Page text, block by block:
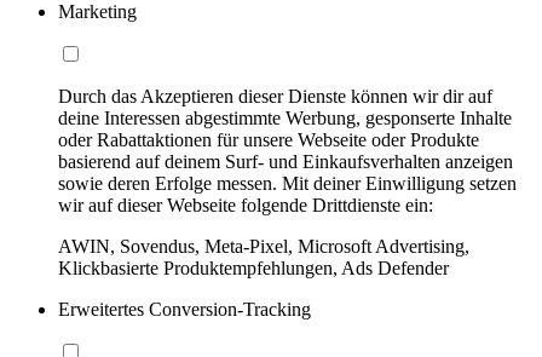
Marketing
Durch das Akzeptieren dieser Dienste können wir dir auf
deine Interessen abgestimmte Werbung, gesponserte Inhalte
oder Rabattaktionen für unsere Webseite oder Produkte
basierend auf deinem Surf- und Einkaufsverhalten anzeigen
sowie deren Erfolge messen. Mit deiner Einwilligung setzen
wir auf dieser Webseite folgende Drittdienste ein:
AWIN, Sovendus, Meta-Pixel, Microsoft Advertising,
Klickbasierte Produktempfehlungen, Ads Defender
Erweitertes Conversion-Tracking